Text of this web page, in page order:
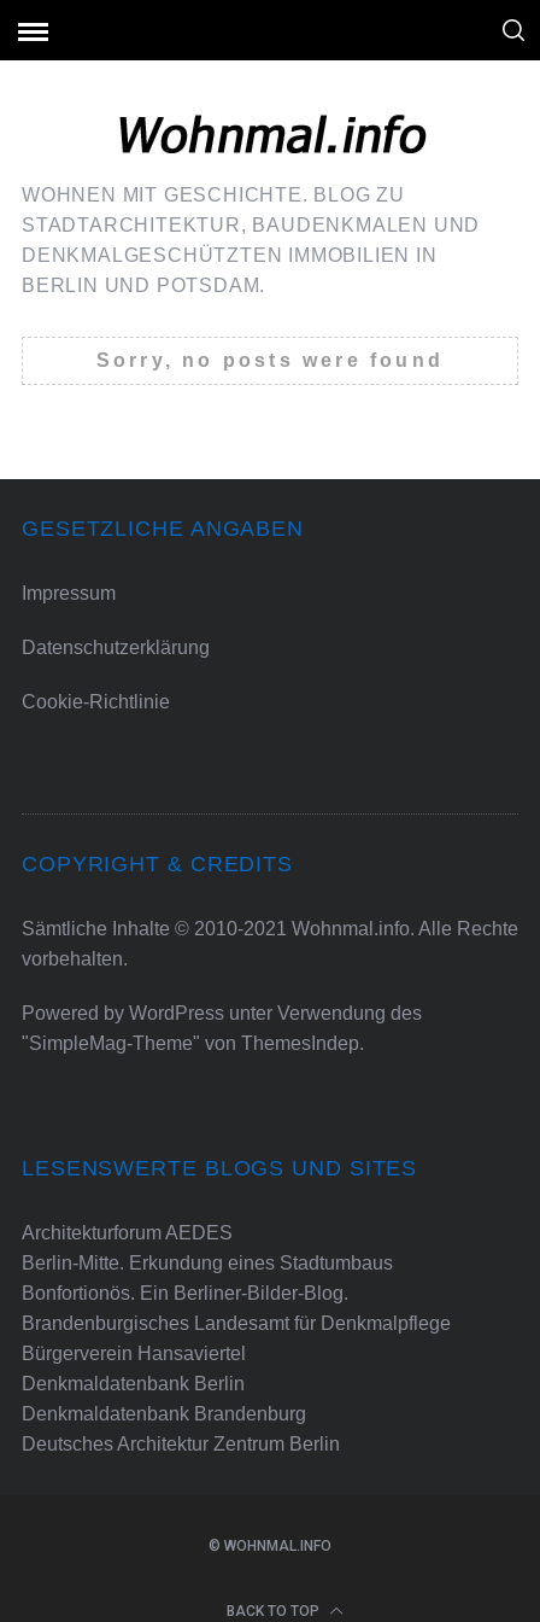
WOHNEN MIT GESCHICHTE. BLOG ZU
STADTARCHITEKTUR, BAUDENKMALEN UND
DENKMALGESCHÜTZTEN IMMOBILIEN IN
BERLIN UND POTSDAM.
Sorry, no posts were found
GESETZLICHE ANGABEN
Impressum
Datenschutzerklärung
Cookie-Richtlinie
COPYRIGHT & CREDITS
Sämtliche Inhalte © 2010-2021 Wohnmal.info. Alle Rechte
vorbehalten.
Powered by WordPressunter Verwendung des
"SimpleMag-Theme" von ThemesIndep.
LESENSWERTE BLOGS UND SITES
Architekturforum AEDES
Berlin-Mitte. Erkundung eines Stadtumbaus
Bonfortionös. Ein Berliner-Bilder-Blog.
Brandenburgisches Landesamt für Denkmalpflege
Bürgerverein Hansaviertel
Denkmaldatenbank Berlin
Denkmaldatenbank Brandenburg
Deutsches Architektur Zentrum Berlin
© WOHNMAL.INFO
BACK TO TOP